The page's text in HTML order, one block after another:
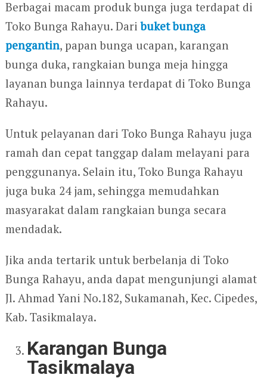
Berbagai macam produk bunga juga terdapat di
Toko Bunga Rahayu. Daribuket bunga
pengantin, papan bunga ucapan, karangan
bunga duka, rangkaian bunga meja hingga
layanan bunga lainnya terdapat di Toko Bunga
Rahayu.
Untuk pelayanan dari Toko Bunga Rahayu juga
ramah dan cepat tanggap dalam melayani para
penggunanya. Selain itu, Toko Bunga Rahayu
juga buka 24 jam, sehingga memudahkan
masyarakat dalam rangkaian bunga secara
mendadak.
Jika anda tertarik untuk berbelanja di Toko
Bunga Rahayu, anda dapat mengunjungi alamat
Jl. Ahmad Yani No.182, Sukamanah, Kec. Cipedes,
Kab. Tasikmalaya.
Karangan Bunga
Tasikmalaya